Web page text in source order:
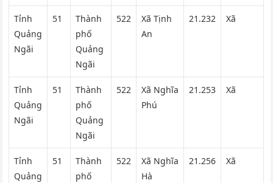
Tỉnh
Quảng
Ngãi
51
Thành
phố
Quảng
Ngãi
522
Xã Tịnh
An
21.232 Xã
Tỉnh
Quảng
Ngãi
51
Thành
phố
Quảng
Ngãi
522
Xã Nghĩa
Phú
21.253 Xã
Tỉnh
Quảng
51
Thành
phố
522
Xã Nghĩa
Hà
21.256 Xã